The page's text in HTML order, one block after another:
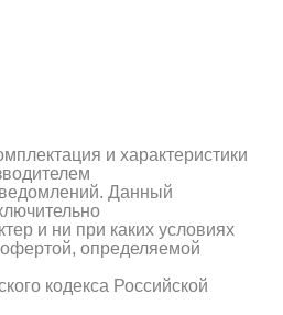
питания
и характеристики
Данный
и ни при каких условиях
определяемой
кодекса Российской